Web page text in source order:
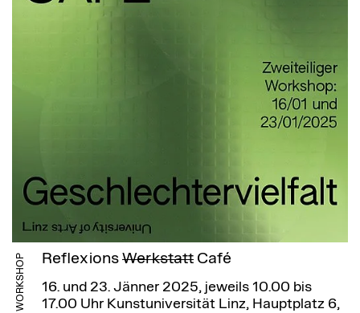
WORKSHOP Reflexions Werkstatt Café
16. und 23. Jänner 2025, jeweils 10.00 bis
17.00 Uhr Kunstuniversität Linz, Hauptplatz 6,